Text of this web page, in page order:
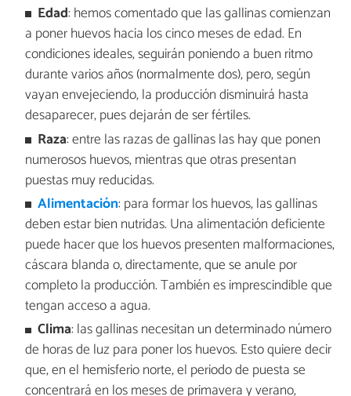
Edad: hemos comentado que las gallinas comienzan
a poner huevos hacia los cinco meses de edad. En
condiciones ideales, seguirán poniendo a buen ritmo
durante varios años (normalmente dos), pero, según
vayan envejeciendo, la producción disminuirá hasta
desaparecer, pues dejarán de ser fértiles.
Raza: entre las razas de gallinas las hay que ponen
numerosos huevos, mientras que otras presentan
puestas muy reducidas.
Alimentación: para formar los huevos, las gallinas
deben estar bien nutridas. Una alimentación deficiente
puede hacer que los huevos presenten malformaciones,
cáscara blanda o, directamente, que se anule por
completo la producción. También es imprescindible que
tengan acceso a agua.
Clima: las gallinas necesitan un determinado número
de horas de luz para poner los huevos. Esto quiere decir
que, en el hemisferio norte, el periodo de puesta se
concentrará en los meses de primavera y verano,